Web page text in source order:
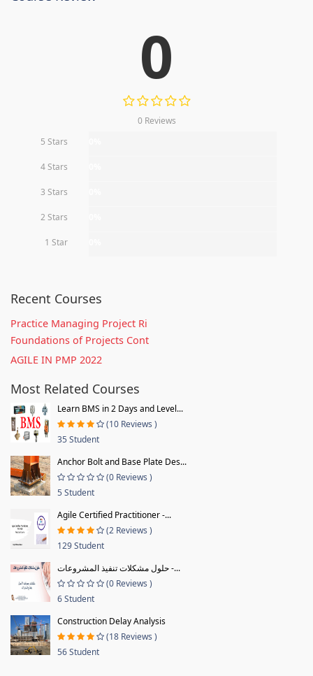
0
0 Reviews
5 Stars
4 Stars
3 Stars
2 Stars
1 Star
Recent Courses
Practice Managing Project Ri
Foundations of Projects Cont
AGILE IN PMP 2022
Most Related Courses
Learn BMS in 2 Days and Level...
(10 Reviews )
35 Student
Anchor Bolt and Base Plate Des...
(0 Reviews )
5 Student
Agile Certified Practitioner -...
(2 Reviews )
129 Student
حلول مشكلات تنفيذ المشروعات -...
(0 Reviews )
6 Student
Construction Delay Analysis
(18 Reviews )
56 Student